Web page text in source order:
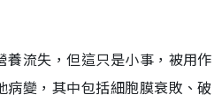
流失，但這只是小事，被用作
變，其中包括細胞膜衰敗、破